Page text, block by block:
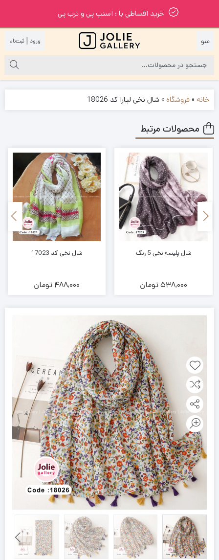
خرید اقساطی با : اسنپ پی و ترب پی
|
خانه »فروشگاه »شال نخی لیارا کد 18026
محصولات مرتبط
شال پلیسه نخی 5 رنگ
538,000تومان
شال نخی کد 17023
488,000 تومان